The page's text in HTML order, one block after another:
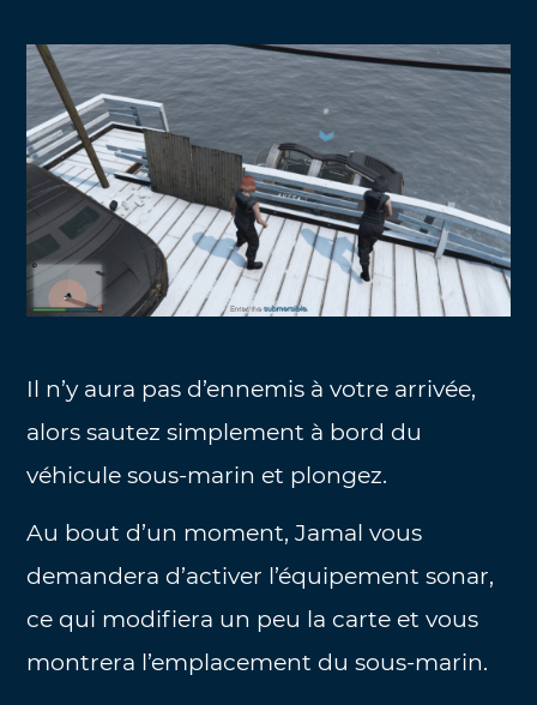
Il n’y aura pas d’ennemis à votre arrivée,
alors sautez simplement à bord du
véhicule sous-marin et plongez.
Au bout d’un moment, Jamal vous
demandera d’activer l’équipement sonar,
ce qui modifiera un peu la carte et vous
montrera l’emplacement du sous-marin.